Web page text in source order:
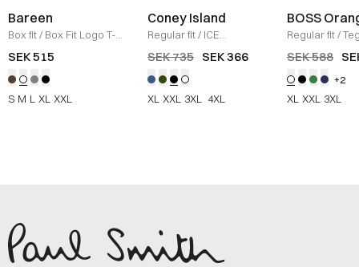
Bareen
Box fit/ Box Fit Logo T-
shirt /WHITE
SEK 515
S M L XL XXL
Coney Island
Regular fit/ ICE
Sweatshirt
/BLACK
SEK 735 SEK 366
XL XXL 3XL 4XL
BOSS
Regular fit/
Shirt /HVID
SEK 588
+2
XL XXL 3XL